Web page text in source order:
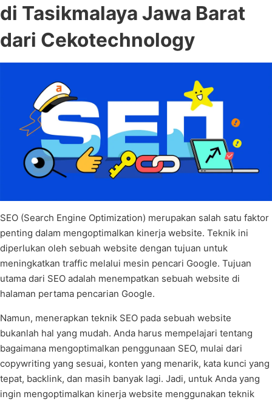
di Tasikmalaya Jawa Barat
dari Cekotechnology
SEO (Search Engine Optimization) merupakan salah satu faktor
penting dalam mengoptimalkan kinerja website. Teknik ini
diperlukan oleh sebuah website dengan tujuan untuk
meningkatkan traffic melalui mesin pencari Google. Tujuan
utama dari SEO adalah menempatkan sebuah website di
halaman pertama pencarian Google.
Namun, menerapkan teknik SEO pada sebuah website
bukanlah hal yang mudah. Anda harus mempelajari tentang
bagaimana mengoptimalkan penggunaan SEO, mulai dari
copywriting yang sesuai, konten yang menarik, kata kunci yang
tepat, backlink, dan masih banyak lagi. Jadi, untuk Anda yang
ingin mengoptimalkan kinerja website menggunakan teknik